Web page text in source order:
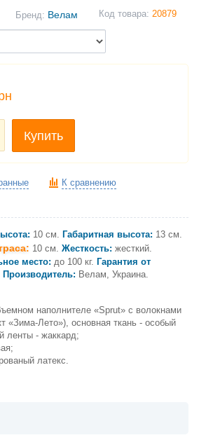
Бренд: Велам Код товара: 20879
Купить
К сравнению
10 см. Габаритная высота: 13 см.
10 см. Жесткость: жесткий.
место: до 100 кг. Гарантия от
Производитель: Велам, Украина.
наполнителе «Sprut» с волокнами
«Зима-Лето»), основная ткань - особый
ленты - жаккард;
латекс.